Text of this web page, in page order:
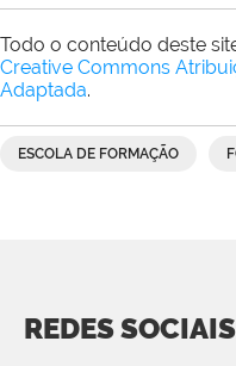
Todo o conteúdo deste
Creative Commons
Adaptada.
ESCOLA DE FORMAÇÃO
REDES SOCIAIS